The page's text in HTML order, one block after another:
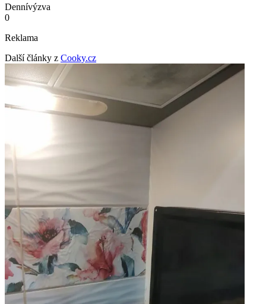
Dennívýzva
0
Reklama
Další články z Cooky.cz